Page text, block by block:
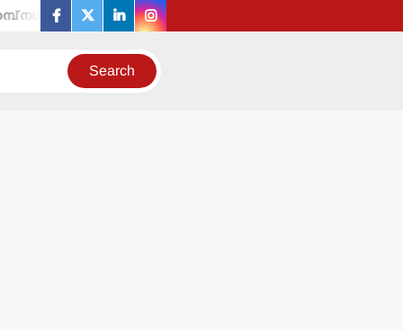
ഉള്‍പ്പെടെ 19 പേരെ തരംതാഴ്ത്തി സര്‍ക്കാര്‍ ഉത്തരവ്.
facebook
twitterlinkedininstagram